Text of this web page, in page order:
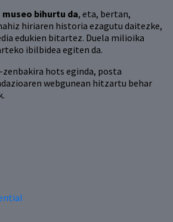
bihurtu da, eta, bertan,
hiriaren historia ezagutu daitezke,
edukien bitartez. Duela milioika
ibilbidea egiten da.
hots eginda, posta
webgunean hitzartu behar